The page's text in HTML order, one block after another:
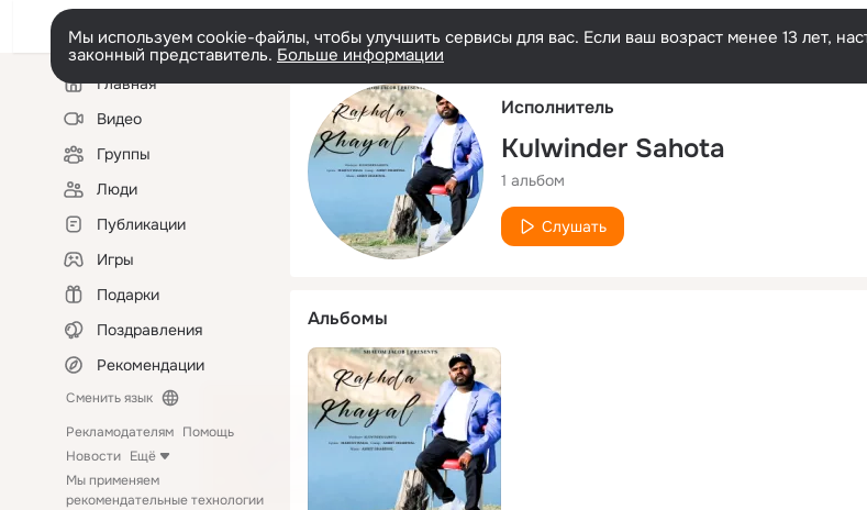
Мы используем cookie-файлы, чтобы улучшить сервисы для вас. Если ваш возраст менее 13 лет,
законный представитель. Больше информации
Левая
колонкаГлавная
Видео
Группы
Люди
Публикации
Игры
Подарки
Поздравления
Рекомендации
Сменить язык
Рекламодателям Помощь
Новости Ещё
Мы применяем
рекомендательные технологии
Исполнитель
Kulwinder Sahota
1 альбом
Слушать
Альбомы